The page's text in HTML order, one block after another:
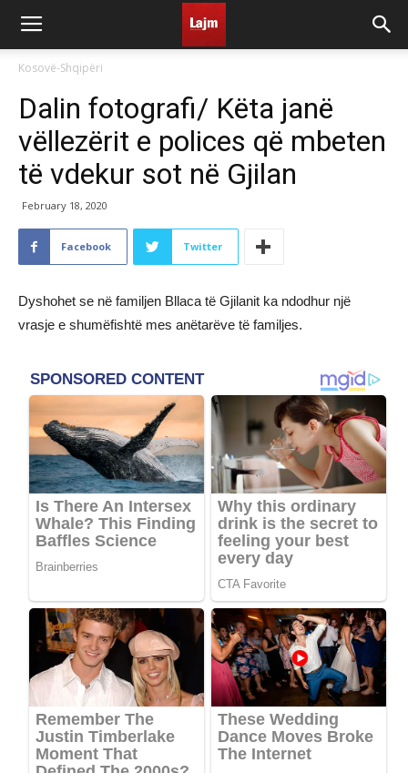
Kosovë-Shqipëri
Dalin fotografi/ Këta janë
vëllezërit e polices që mbeten
të vdekur sot në Gjilan
February 18, 2020
Facebook Twitter
Dyshohet se në familjen Bllaca të Gjilanit ka ndodhur një
vrasje e shumëfishtë mes anëtarëve të familjes.